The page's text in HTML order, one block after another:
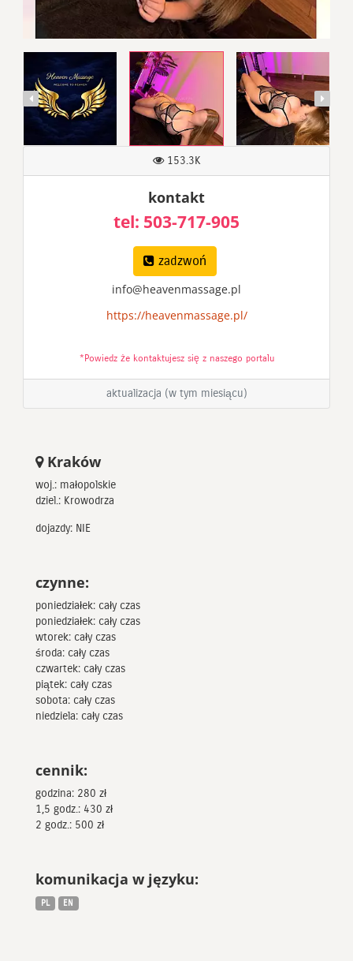
153.3K
kontakt
tel: 503-717-905
zadzwoń
info@heavenmassage.pl
https://heavenmassage.pl/
*Powiedz że kontaktujesz się z naszego portalu
aktualizacja (w tym miesiącu)
Kraków
woj.: małopolskie
dziel.: Krowodrza
dojazdy: NIE
czynne:
poniedziałek: cały czas
poniedziałek: cały czas
wtorek: cały czas
środa: cały czas
czwartek: cały czas
piątek: cały czas
sobota: cały czas
niedziela: cały czas
cennik:
godzina: 280 zł
1,5 godz.: 430 zł
2 godz.: 500 zł
komunikacja w języku:
PL EN